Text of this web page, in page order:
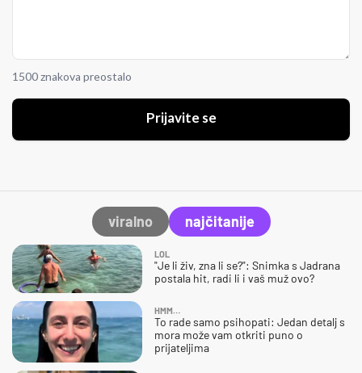
1500 znakova preostalo
Prijavite se
viralno najčitanije
LOL
"Je li živ, zna li se?": Snimka s Jadrana
postala hit, radi li i vaš muž ovo?
HMM…
To rade samo psihopati: Jedan detalj s
mora može vam otkriti puno o
prijateljima